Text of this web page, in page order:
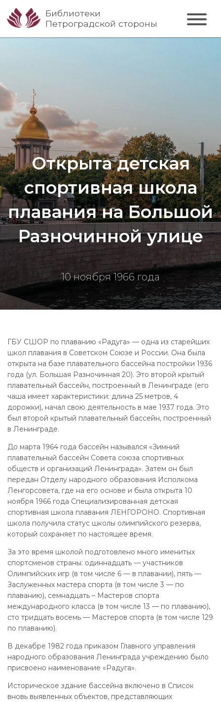
Библиотеки
Петроградской стороны
Открыта детская
спортивная школа
плавания на Большой
Разночинной улице
10 ноября 1966 года
ГБУ СШОР по плаванию «Радуга» — одна из старейших
школ плавания в Советском Союзе и России. Она была
открыта на базе плавательного бассейна постройки 1936
года (ул. Большая Разночинная 20). Это второй крытый
плавательный бассейн, построенный в Ленинграде (его
чаша имеет характеристики: длина 25 метров, 4
дорожки), начал свою деятельность в мае 1937 года. Это
был второй крытый плавательный бассейн, построенный
в Ленинграде.
До марта 1964 года бассейн назывался «Зимний
плавательный бассейн Совета союза спортивных
обществ и организаций Ленинграда». Затем он был
передан Отделу народного образования Исполкома
Ленгорсовета, где на его основе и была открыта 10
ноября 1966 года Специализированная детская
спортивная школа плавания ЛЕНГОРОНО. Спортивная
школа получила статус школы олимпийского резерва,
который сохраняет по настоящее время.
За это время школой подготовлено много именитых
спортсменов страны: одиннадцать — участников
Олимпийских игр (в том числе 6 — в плавании), пять —
Заслуженных мастера спорта (в том числе 3 — по
плаванию), семнадцать – Мастеров спорта
международного класса (в том числе 13 — по плаванию),
сто тридцать восемь — Мастеров спорта (в том числе 129
по плаванию).
В декабре 1982 года приказом Главного управления
народного образования Ленинграда учреждению было
присвоено наименование «Радуга».
Историческое здание бассейна включено в Список
вновь выявленных объектов, представляющих